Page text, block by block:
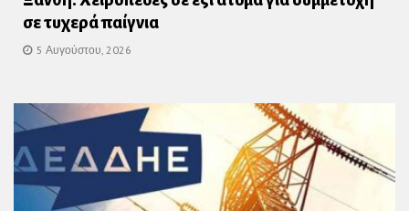
σε τυχερά παίγνια
5 Αυγούστου, 2026